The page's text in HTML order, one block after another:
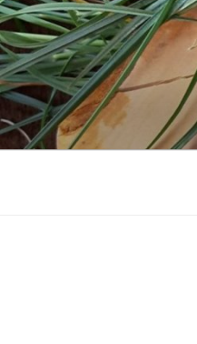
Przejdź
do
treści